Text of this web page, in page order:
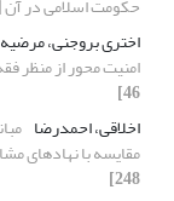
اختری بروجنی، مرضیه
امنیت محور از منظر
46]
اخلاقی، احمدرضا
مقایسه با نهادهای
248]